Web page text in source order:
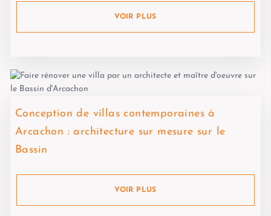
VOIR PLUS
Conception de villas contemporaines à
Arcachon : architecture sur mesure sur le
Bassin
VOIR PLUS